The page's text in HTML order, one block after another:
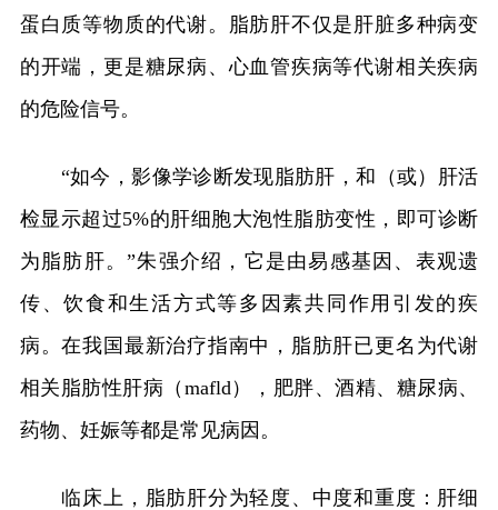
蛋白质等物质的代谢。脂肪肝不仅是肝脏多种病变
的开端，更是糖尿病、心血管疾病等代谢相关疾病
的危险信号。
“如今，影像学诊断发现脂肪肝，和（或）肝活
检显示超过5%的肝细胞大泡性脂肪变性，即可诊断
为脂肪肝。”朱强介绍，它是由易感基因、表观遗
传、饮食和生活方式等多因素共同作用引发的疾
病。在我国最新治疗指南中，脂肪肝已更名为代谢
相关脂肪性肝病（mafld），肥胖、酒精、糖尿病、
药物、妊娠等都是常见病因。
临床上，脂肪肝分为轻度、中度和重度：肝细